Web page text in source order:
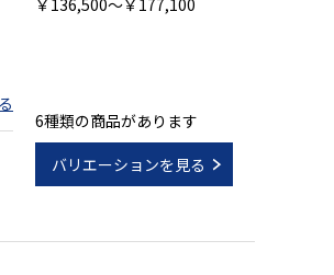
￥136,500～￥177,100
6種類の商品があります
バリエーションを見る